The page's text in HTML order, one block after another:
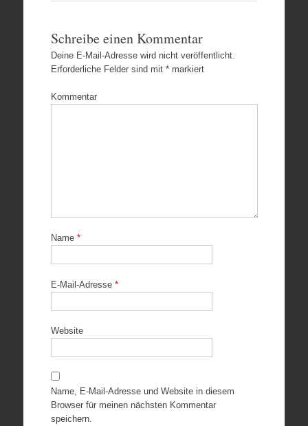
Schreibe einen Kommentar
Deine E-Mail-Adresse wird nicht veröffentlicht.
Erforderliche Felder sind mit *markiert
Kommentar
Name *
E-Mail-Adresse *
Website
Name, E-Mail-Adresse und Website in diesem
Browser für meinen nächsten Kommentar
speichern.